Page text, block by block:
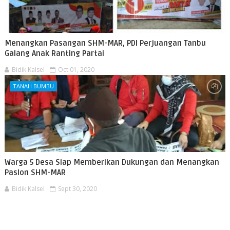
Menangkan Pasangan SHM-MAR, PDI Perjuangan Tanbu
Galang Anak Ranting Partai
Bidik Kalsel Oct 01, 2020
TANAH BUMBU
Warga 5 Desa Siap Memberikan Dukungan dan Menangkan
Paslon SHM-MAR
Bidik Kalsel Sept 30, 2020